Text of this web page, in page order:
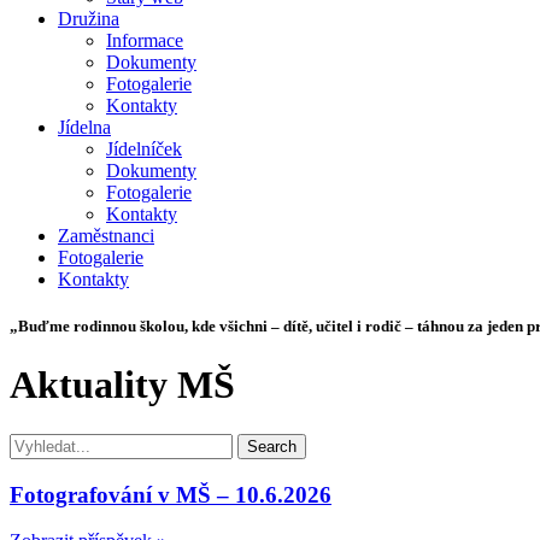
Družina
Informace
Dokumenty
Fotogalerie
Kontakty
Jídelna
Jídelníček
Dokumenty
Fotogalerie
Kontakty
Zaměstnanci
Fotogalerie
Kontakty
„Buďme rodinnou školou, kde všichni – dítě, učitel i rodič – táhnou za jeden
Aktuality MŠ
Search
Fotografování v MŠ – 10.6.2026